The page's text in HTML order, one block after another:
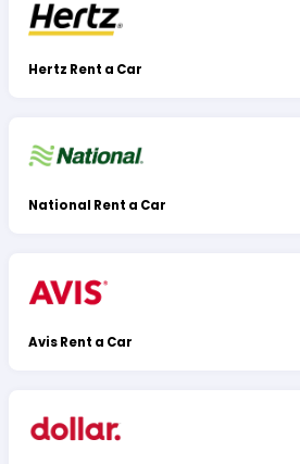
Hertz Rent a Car
National Rent a Car
Avis Rent a Car